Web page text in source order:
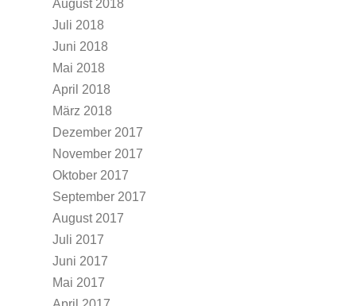
August 2018
Juli 2018
Juni 2018
Mai 2018
April 2018
März 2018
Dezember 2017
November 2017
Oktober 2017
September 2017
August 2017
Juli 2017
Juni 2017
Mai 2017